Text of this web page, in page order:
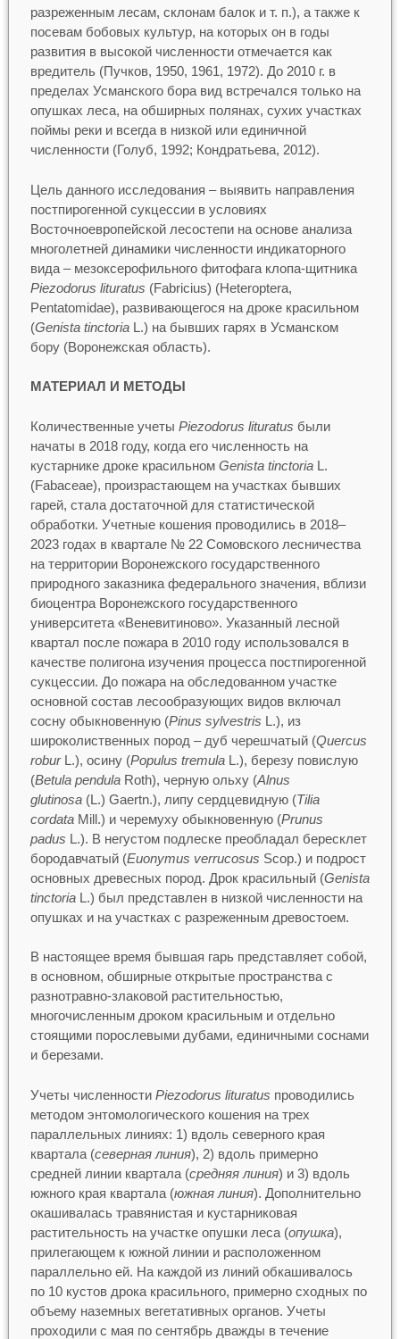
разреженным лесам, склонам балок и т. п.), а также к
посевам бобовых культур, на которых он в годы
развития в высокой численности отмечается как
вредитель (Пучков, 1950, 1961, 1972). До 2010 г. в
пределах Усманского бора вид встречался только на
опушках леса, на обширных полянах, сухих участках
поймы реки и всегда в низкой или единичной
численности (Голуб, 1992; Кондратьева, 2012).
Цель данного исследования – выявить направления
постпирогенной сукцессии в условиях
Восточноевропейской лесостепи на основе анализа
многолетней динамики численности индикаторного
вида – мезоксерофильного фитофага клопа-щитника
Piezodorus lituratus (Fabricius) (Heteroptera,
Pentatomidae), развивающегося на дроке красильном
(Genista tinctoriaL.) на бывших гарях в Усманском
бору (Воронежская область).
МАТЕРИАЛ И МЕТОДЫ
Количественные учеты Piezodorus lituratus были
начаты в 2018 году, когда его численность на
кустарнике дроке красильном Genista tinctoriaL.
(Fabaceae), произрастающем на участках бывших
гарей, стала достаточной для статистической
обработки. Учетные кошения проводились в 2018–
2023 годах в квартале № 22 Сомовского лесничества
на территории Воронежского государственного
природного заказника федерального значения, вблизи
биоцентра Воронежского государственного
университета «Веневитиново». Указанный лесной
квартал после пожара в 2010 году использовался в
качестве полигона изучения процесса постпирогенной
сукцессии. До пожара на обследованном участке
основной состав лесообразующих видов включал
сосну обыкновенную (Pinus sylvestris L.), из
широколиственных пород – дуб черешчатый (Quercus
roburL.), осину (Populus tremulaL.), березу повислую
(Betula pendulaRoth), черную ольху (Alnus
glutinosa(L.) Gaertn.), липу сердцевидную (Tilia
cordataMill.) и черемуху обыкновенную (Prunus
padus L.). В негустом подлеске преобладал бересклет
бородавчатый (Euonymus verrucosus Scop.) и подрост
основных древесных пород. Дрок красильный (Genista
tinctoriaL.) был представлен в низкой численности на
опушках и на участках с разреженным древостоем.
В настоящее время бывшая гарь представляет собой,
в основном, обширные открытые пространства с
разнотравно-злаковой растительностью,
многочисленным дроком красильным и отдельно
стоящими порослевыми дубами, единичными соснами
и березами.
Учеты численности Piezodorus lituratus проводились
методом энтомологического кошения на трех
параллельных линиях: 1) вдоль северного края
квартала (северная линия), 2) вдоль примерно
средней линии квартала (средняя линия) и 3) вдоль
южного края квартала (южная линия). Дополнительно
окашивалась травянистая и кустарниковая
растительность на участке опушки леса (опушка),
прилегающем к южной линии и расположенном
параллельно ей. На каждой из линий обкашивалось
по 10 кустов дрока красильного, примерно сходных по
объему наземных вегетативных органов. Учеты
проходили с мая по сентябрь дважды в течение